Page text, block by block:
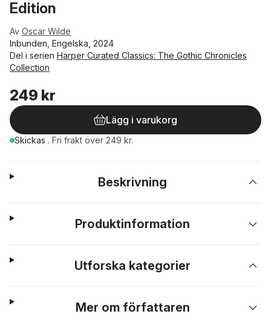
Edition
Av Oscar Wilde
Inbunden, Engelska, 2024
Del i serien Harper Curated Classics: The Gothic Chronicles
Collection
249 kr
Lägg i varukorg
Skickas . Fri frakt över 249 kr.
Beskrivning
Produktinformation
Utforska kategorier
Mer om författaren